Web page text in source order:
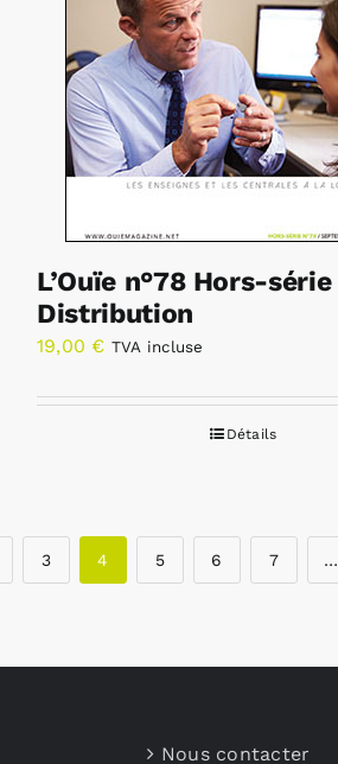
L’Ouïe n°78 Hors-série
Distribution
19,00 € TVA incluse
Détails
3 4 5 6 7 …
Nous contacter